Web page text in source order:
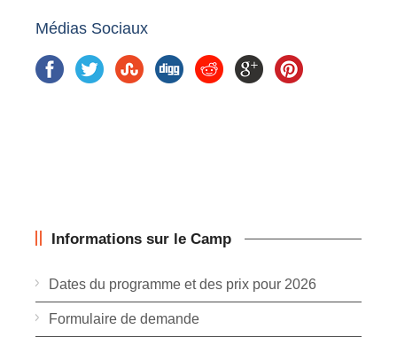
Médias Sociaux
Informations sur le Camp
Dates du programme et des prix pour 2026
Formulaire de demande